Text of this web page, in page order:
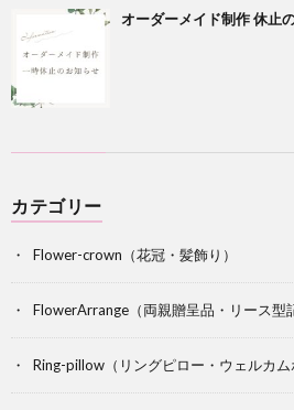
オーダーメイド制作 休止
カテゴリー
Flower-crown（花冠・髪飾り）
FlowerArrange（両親贈呈品・リース型
Ring-pillow（リングピロー・ウェルカム